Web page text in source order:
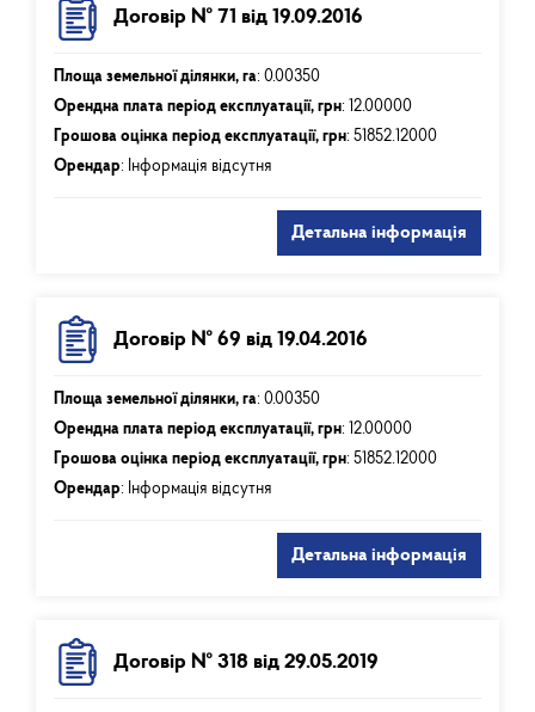
Договір № 71 від 19.09.2016
Площа земельної ділянки, га: 0.00350
Орендна плата період експлуатації, грн: 12.00000
Грошова оцінка період експлуатації, грн: 51852.12000
Орендар: Інформація відсутня
Детальна інформація
Договір № 69 від 19.04.2016
Площа земельної ділянки, га: 0.00350
Орендна плата період експлуатації, грн: 12.00000
Грошова оцінка період експлуатації, грн: 51852.12000
Орендар: Інформація відсутня
Детальна інформація
Договір № 318 від 29.05.2019